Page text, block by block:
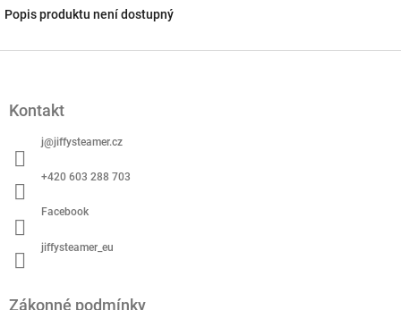
Popis produktu není dostupný
Kontakt
j@jiffysteamer.cz
+420 603 288 703
Facebook
jiffysteamer_eu
Zákonné podmínky